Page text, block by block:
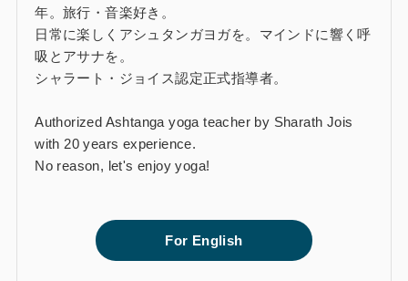
年。旅行・音楽好き。
日常に楽しくアシュタンガヨガを。マインドに響く呼
吸とアサナを。
シャラート・ジョイス認定正式指導者。
Authorized Ashtanga yoga teacher by Sharath Jois
with 20 years experience.
No reason, let's enjoy yoga!
For English